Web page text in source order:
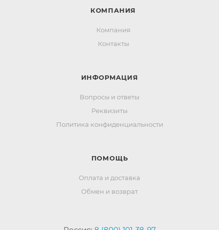
КОМПАНИЯ
Компания
Контакты
ИНФОРМАЦИЯ
Вопросы и ответы
Реквизиты
Политика конфиденциальности
ПОМОЩЬ
Оплата и доставка
Обмен и возврат